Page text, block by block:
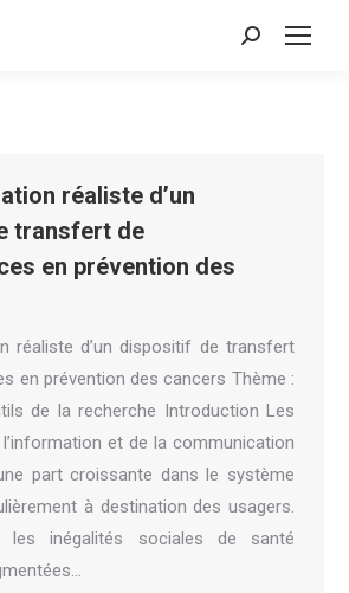
Search:
réaliste d’un
transfert de
en prévention des
réaliste d’un dispositif de transfert
en prévention des cancers Thème :
de la recherche Introduction Les
et de la communication
part croissante dans le système
à destination des usagers.
les inégalités sociales de santé